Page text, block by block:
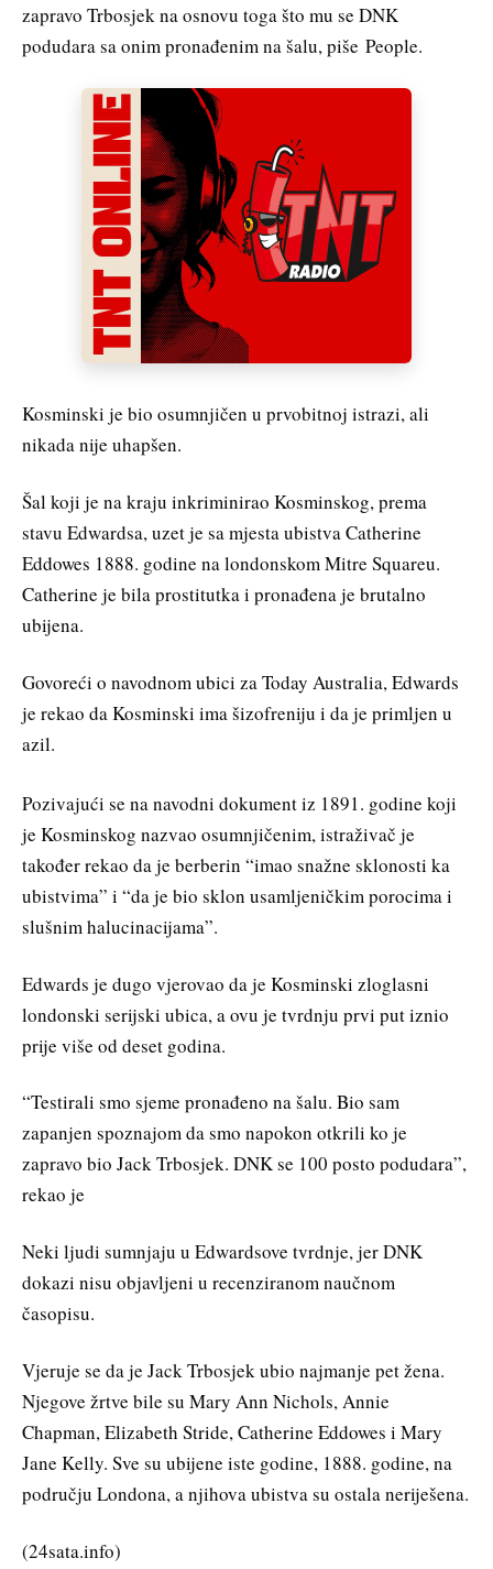
zapravo Trbosjek na osnovu toga što mu se DNK
podudara sa onim pronađenim na šalu, piše People.
Kosminski je bio osumnjičen u prvobitnoj istrazi, ali
nikada nije uhapšen.
Šal koji je na kraju inkriminirao Kosminskog, prema
stavu Edwardsa, uzet je sa mjesta ubistva Catherine
Eddowes 1888. godine na londonskom Mitre Squareu.
Catherine je bila prostitutka i pronađena je brutalno
ubijena.
Govoreći o navodnom ubici za Today Australia, Edwards
je rekao da Kosminski ima šizofreniju i da je primljen u
azil.
Pozivajući se na navodni dokument iz 1891. godine koji
je Kosminskog nazvao osumnjičenim, istraživač je
također rekao da je berberin “imao snažne sklonosti ka
ubistvima” i “da je bio sklon usamljeničkim porocima i
slušnim halucinacijama”.
Edwards je dugo vjerovao da je Kosminski zloglasni
londonski serijski ubica, a ovu je tvrdnju prvi put iznio
prije više od deset godina.
“Testirali smo sjeme pronađeno na šalu. Bio sam
zapanjen spoznajom da smo napokon otkrili ko je
zapravo bio Jack Trbosjek. DNK se 100 posto podudara”,
rekao je
Neki ljudi sumnjaju u Edwardsove tvrdnje, jer DNK
dokazi nisu objavljeni u recenziranom naučnom
časopisu.
Vjeruje se da je Jack Trbosjek ubio najmanje pet žena.
Njegove žrtve bile su Mary Ann Nichols, Annie
Chapman, Elizabeth Stride, Catherine Eddowes i Mary
Jane Kelly. Sve su ubijene iste godine, 1888. godine, na
području Londona, a njihova ubistva su ostala neriješena.
(24sata.info)